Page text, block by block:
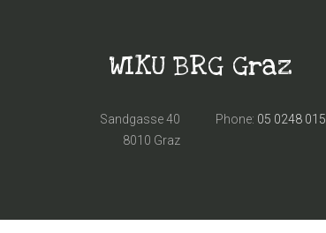
WIKU BRG Graz
Phone: 05 0248 015
Sandgasse 40
8010 Graz